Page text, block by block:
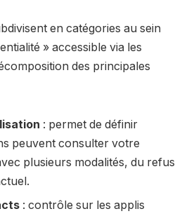
en catégories au sein
» accessible via les
des principales
: permet de définir
peuvent consulter votre
plusieurs modalités, du refus
: contrôle sur les applis